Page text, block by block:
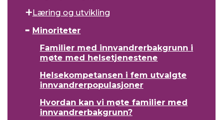
Læring og utvikling
Minoriteter
Familier med innvandrerbakgrunn i
møte med helsetjenestene
Helsekompetansen i fem utvalgte
innvandrerpopulasjoner
Hvordan kan vi møte familier med
innvandrerbakgrunn?